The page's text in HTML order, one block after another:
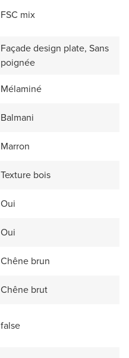
FSC mix
Façade design plate, Sans
poignée
Mélaminé
Balmani
Marron
Texture bois
Oui
Oui
Chêne brun
Chêne brut
false